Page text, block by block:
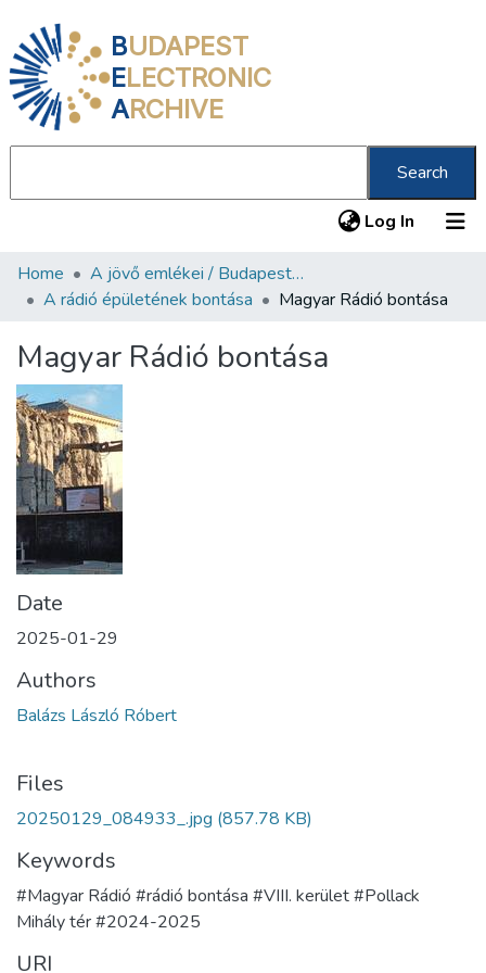
BUDAPEST
ELECTRONIC
ARCHIVE
Search
Log In (current)
Communities & Collections
Statistics
About us
Home
A jövő emlékei / Budapest ma
A rádió épületének bontása
Magyar Rádió bontása
Magyar Rádió bontása
Date
2025-01-29
Authors
Balázs László Róbert
Files
20250129_084933_.jpg (857.78 KB)
Keywords
#Magyar Rádió #rádió bontása #VIII. kerület #Pollack
Mihály tér #2024-2025
URI